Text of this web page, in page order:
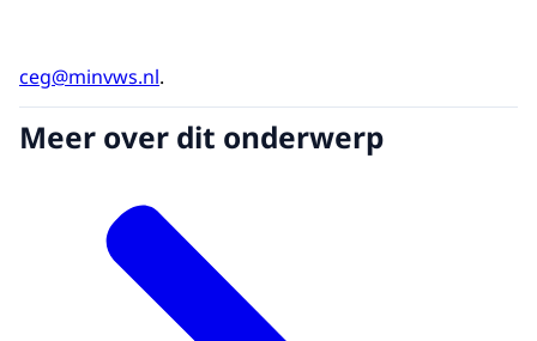
ceg@minvws.nl.
Meer over dit onderwerp